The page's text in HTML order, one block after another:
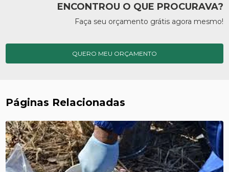
ENCONTROU O QUE PROCURAVA?
Faça seu orçamento grátis agora mesmo!
QUERO MEU ORÇAMENTO
Páginas Relacionadas